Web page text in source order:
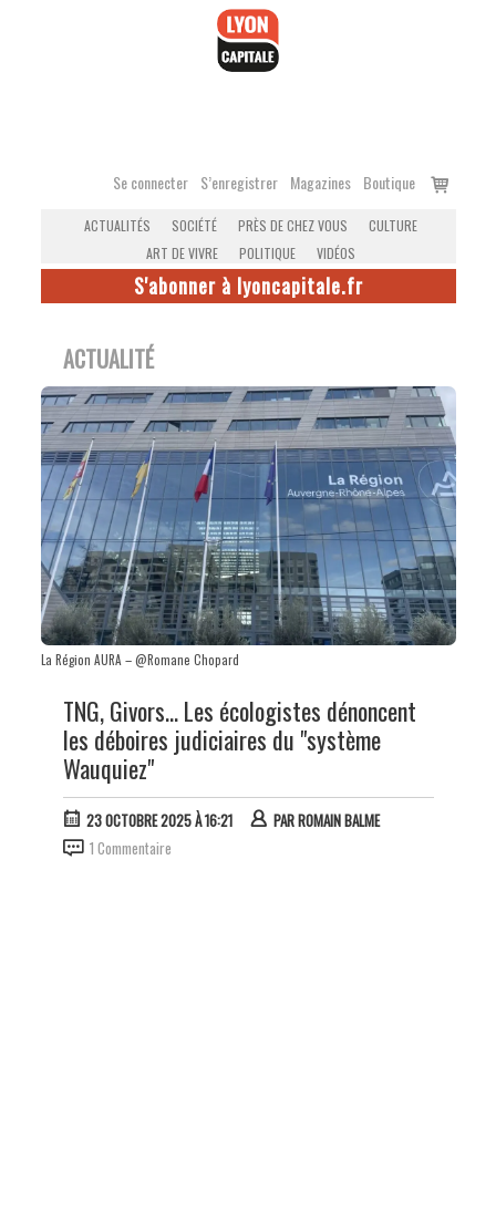
Se connecter S’enregistrer Magazines Boutique
Voir
ACTUALITÉS SOCIÉTÉ PRÈS DE CHEZ VOUS
CULTURE
ART DE VIVRE
POLITIQUE VIDÉOS
S'abonner à lyoncapitale.fr
ACTUALITÉ
La Région AURA – @Romane Chopard
TNG, Givors... Les écologistes dénoncent
les déboires judiciaires du "système
Wauquiez"
23 OCTOBRE 2025 À 16:21 PARROMAIN BALME
1 Commentaire